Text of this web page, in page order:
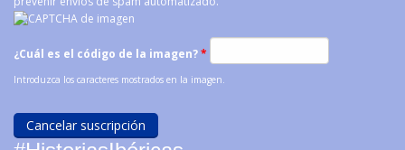
¿Cuál es el código de la imagen?*
Introduzca los caracteres mostrados en la imagen.